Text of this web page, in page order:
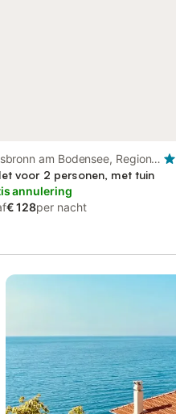
am Bodensee, Region
Oberschwaben
voor 2 personen, met tuin
annulering
€ 128per nacht